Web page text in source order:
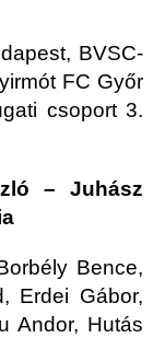
BVSC-
FC Győr
csoport 3.
– Juhász
Bence,
Erdei Gábor,
Andor, Hutás